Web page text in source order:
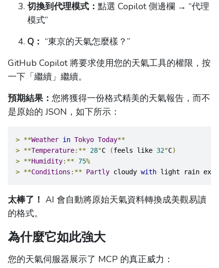
切換到代理模式： 點選 Copilot 側邊欄 → “代理
模式”
Q： “東京的天氣怎麼樣？”
GitHub Copilot 將要求使用您的天氣工具的權限，按
一下「繼續」繼續。
預期結果： 您將獲得一份格式精美的天氣報告，而不
是原始的 JSON，如下所示：
> **Weather in Tokyo Today**
> **Temperature:** 28°C (feels like 32°C)
> **Humidity:** 75%
> **Conditions :** Partly cloudy with light rain
太棒了！ AI 會自動將原始天氣資料轉換成美觀易讀
的格式。
為什麼它如此強大
您的天氣伺服器展示了 MCP 的真正威力：